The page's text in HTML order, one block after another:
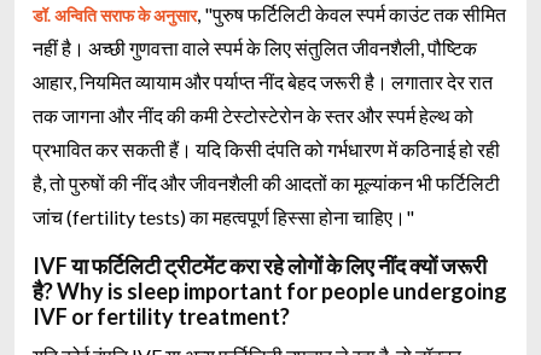
डॉ. अन्विति सराफ के अनुसार, "पुरुष फर्टिलिटी केवल स्पर्म काउंट तक सीमित
नहीं है। अच्छी गुणवत्ता वाले स्पर्म के लिए संतुलित जीवनशैली, पौष्टिक
आहार, नियमित व्यायाम और पर्याप्त नींद बेहद जरूरी है। लगातार देर रात
तक जागना और नींद की कमी टेस्टोस्टेरोन के स्तर और स्पर्म हेल्थ को
प्रभावित कर सकती हैं। यदि किसी दंपति को गर्भधारण में कठिनाई हो रही
है, तो पुरुषों की नींद और जीवनशैली की आदतों का मूल्यांकन भी फर्टिलिटी
जांच (fertility tests) का महत्वपूर्ण हिस्सा होना चाहिए।"
IVF या फर्टिलिटी ट्रीटमेंट करा रहे लोगों के लिए नींद क्यों जरूरी
है? Why is sleep important for people undergoing
IVF or fertility treatment?